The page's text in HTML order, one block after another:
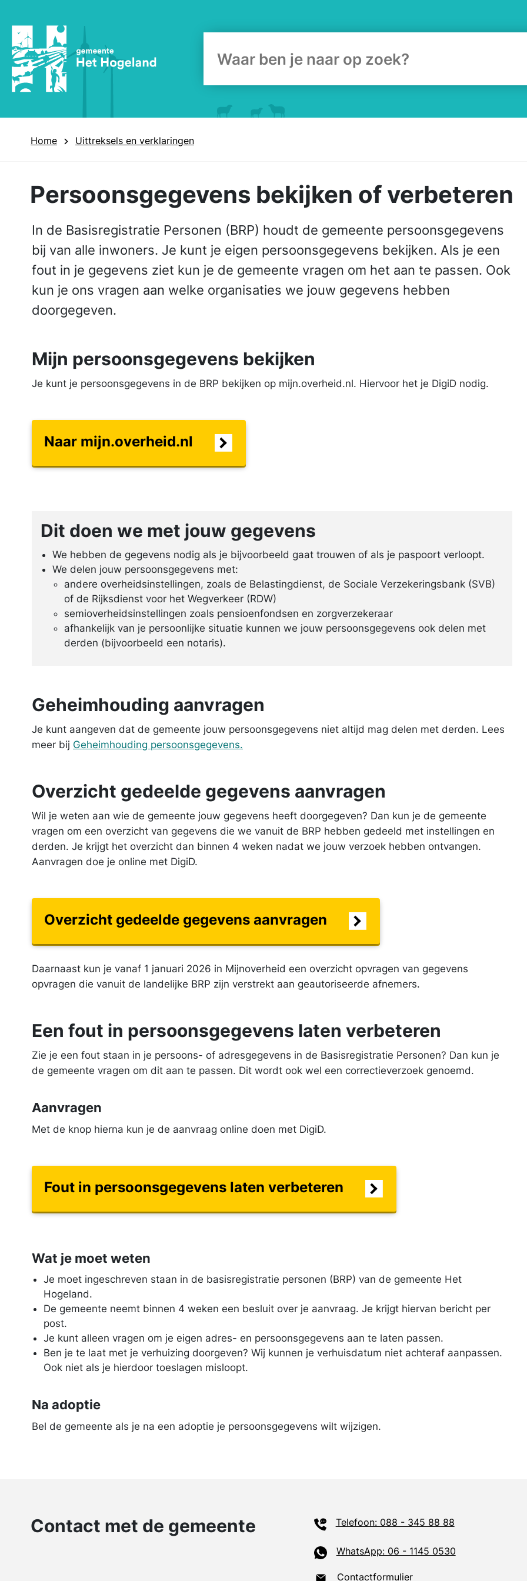
Home Uittreksels en verklaringen
Persoonsgegevens bekijken of verbeteren
In de Basisregistratie Personen (BRP) houdt de gemeente persoons­gegevens
bij van alle inwoners. Je kunt je eigen persoons­gegevens bekijken. Als je een
fout in je gegevens ziet kun je de gemeente vragen om het aan te passen. Ook
kun je ons vragen aan welke organisaties we jouw gegevens hebben
doorgegeven.
Mijn persoons­gegevens bekijken
Je kunt je persoons­gegevens in de BRP bekijken op mijn.overheid.nl. Hiervoor het je DigiD nodig.
Naar mijn.overheid.nl
Dit doen we met jouw gegevens
We hebben de gegevens nodig als je bijvoorbeeld gaat trouwen of als je paspoort verloopt.
We delen jouw persoons­gegevens met:
andere overheidsinstellingen, zoals de Belastingdienst, de Sociale Verzekeringsbank (SVB)
of de Rijksdienst voor het Wegverkeer (RDW)
semioverheidsinstellingen zoals pensioenfondsen en zorgverzekeraar
afhankelijk van je persoonlijke situatie kunnen we jouw persoons­gegevens ook delen met
derden (bijvoorbeeld een notaris).
Geheimhouding aanvragen
Je kunt aangeven dat de gemeente jouw persoons­gegevens niet altijd mag delen met derden. Lees
meer bij Geheimhouding persoons­gegevens.
Overzicht gedeelde gegevens aanvragen
Wil je weten aan wie de gemeente jouw gegevens heeft doorgegeven? Dan kun je de gemeente
vragen om een overzicht van gegevens die we vanuit de BRP hebben gedeeld met instellingen en
derden. Je krijgt het overzicht dan binnen 4 weken nadat we jouw verzoek hebben ontvangen.
Aanvragen doe je online met DigiD.
Overzicht gedeelde gegevens aanvragen
Daarnaast kun je vanaf 1 januari 2026 in Mijnoverheid een overzicht opvragen van gegevens
opvragen die vanuit de landelijke BRP zijn verstrekt aan geautoriseerde afnemers.
Een fout in persoons­gegevens laten verbeteren
Zie je een fout staan in je persoons- of adresgegevens in de Basisregistratie Personen? Dan kun je
de gemeente vragen om dit aan te passen. Dit wordt ook wel een correctieverzoek genoemd.
Aanvragen
Met de knop hierna kun je de aanvraag online doen met DigiD.
Fout in persoons­gegevens laten verbeteren
Wat je moet weten
Je moet ingeschreven staan in de basisregistratie personen (BRP) van de gemeente Het
Hogeland.
De gemeente neemt binnen 4 weken een besluit over je aanvraag. Je krijgt hiervan bericht per
post.
Je kunt alleen vragen om je eigen adres- en persoons­gegevens aan te laten passen.
Ben je te laat met je verhuizing doorgeven? Wij kunnen je verhuisdatum niet achteraf aanpassen.
Ook niet als je hierdoor toeslagen misloopt.
Na adoptie
Bel de gemeente als je na een adoptie je persoons­gegevens wilt wijzigen.
Contact met de gemeente Telefoon: 088 - 345 88 88
WhatsApp: 06 - 1145 0530
Contactformulier